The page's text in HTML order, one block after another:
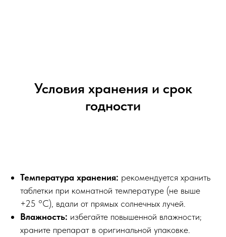
Условия хранения и срок
годности
Температура хранения: рекомендуется хранить
таблетки при комнатной температуре (не выше
+25 °C), вдали от прямых солнечных лучей.
Влажность: избегайте повышенной влажности;
храните препарат в оригинальной упаковке.